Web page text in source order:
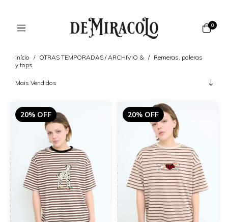
0
Início / OTRAS TEMPORADAS / ARCHIVIO & / Remeras, poleras
y tops
20% OFF 20% OFF